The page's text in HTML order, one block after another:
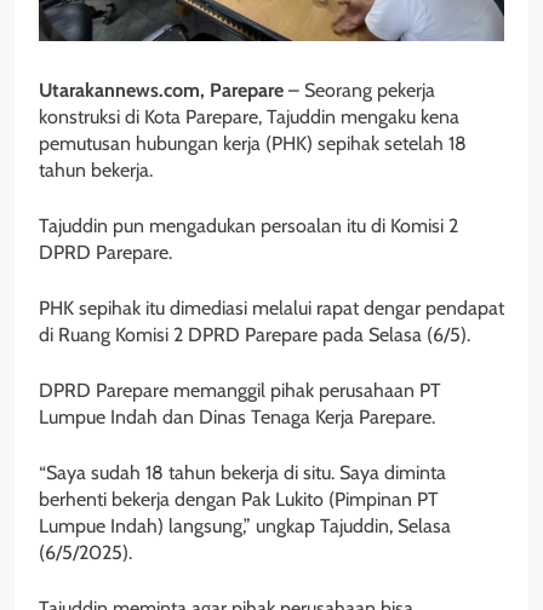
Utarakannews.com, Parepare – Seorang pekerja
konstruksi di Kota Parepare, Tajuddin mengaku kena
pemutusan hubungan kerja (PHK) sepihak setelah 18
tahun bekerja.
Tajuddin pun mengadukan persoalan itu di Komisi 2
DPRD Parepare.
PHK sepihak itu dimediasi melalui rapat dengar pendapat
di Ruang Komisi 2 DPRD Parepare pada Selasa (6/5).
DPRD Parepare memanggil pihak perusahaan PT
Lumpue Indah dan Dinas Tenaga Kerja Parepare.
“Saya sudah 18 tahun bekerja di situ. Saya diminta
berhenti bekerja dengan Pak Lukito (Pimpinan PT
Lumpue Indah) langsung,” ungkap Tajuddin, Selasa
(6/5/2025).